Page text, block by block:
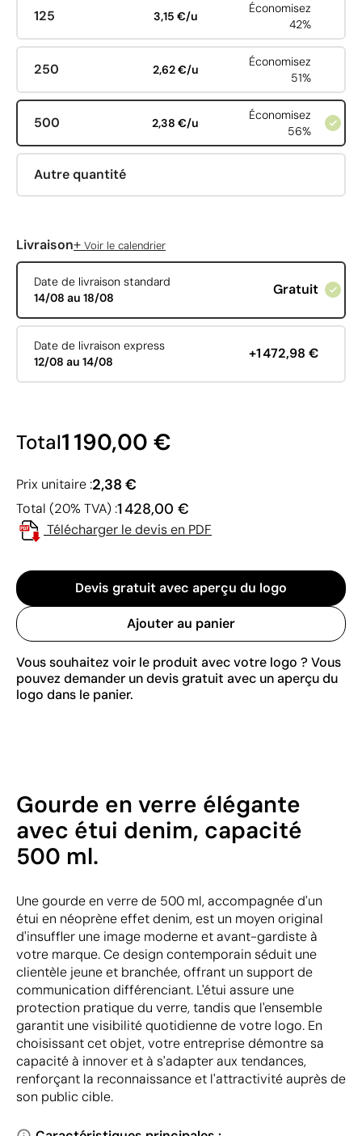
125 3,15 €/u
Économisez
42%
250 2,62 €/u
Économisez
51%
500 2,38 €/u
Économisez
56%
Autre quantité
Livraison+ Voir le calendrier
Date de livraison standard
14/08 au 18/08
Gratuit
Date de livraison express
12/08 au 14/08
+1 472,98 €
Total1 190,00 €
Prix unitaire :2,38 €
Total (20% TVA) :1 428,00 €
Télécharger le devis en PDF
Devis gratuit avec aperçu du logo
Ajouter au panier
Vous souhaitez voir le produit avec votre logo ? Vous
pouvez demander un devis gratuit avec un aperçu du
logo dans le panier.
Gourde en verre élégante
avec étui denim, capacité
500 ml.
Une gourde en verre de 500 ml, accompagnée d'un
étui en néoprène effet denim, est un moyen original
d'insuffler une image moderne et avant-gardiste à
votre marque. Ce design contemporain séduit une
clientèle jeune et branchée, offrant un support de
communication différenciant. L'étui assure une
protection pratique du verre, tandis que l'ensemble
garantit une visibilité quotidienne de votre logo. En
choisissant cet objet, votre entreprise démontre sa
capacité à innover et à s'adapter aux tendances,
renforçant la reconnaissance et l'attractivité auprès de
son public cible.